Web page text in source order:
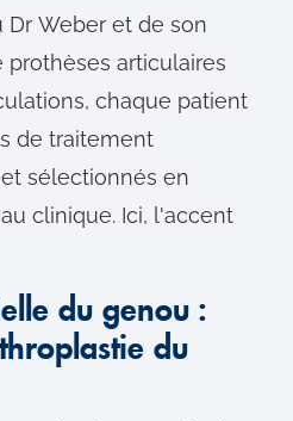
Dr Weber et de son
articulaires
chaque patient
de traitement
sélectionnés en
clinique. Ici, l'accent
du genou :
du